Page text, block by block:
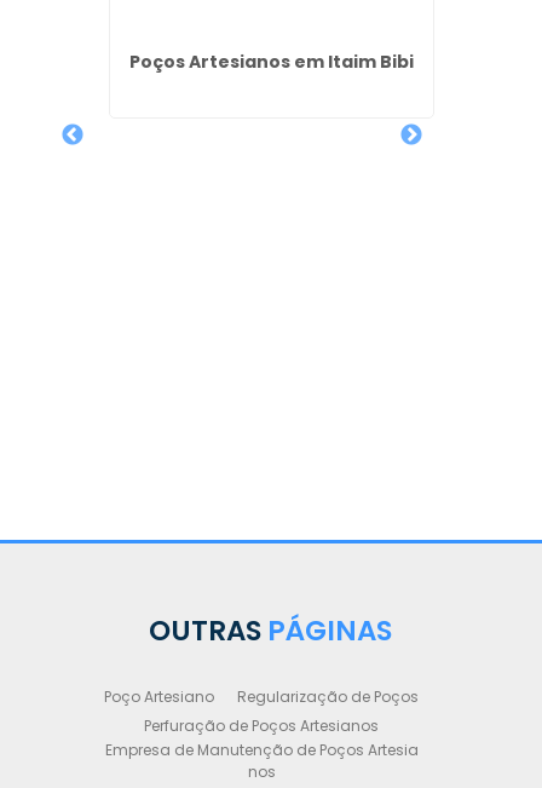
Poços Artesianos em Itaim Bibi
OUTRAS PÁGINAS
Poço Artesiano
Regularização de Poços
Perfuração de Poços Artesianos
Empresa de Manutenção de Poços Artesia
nos